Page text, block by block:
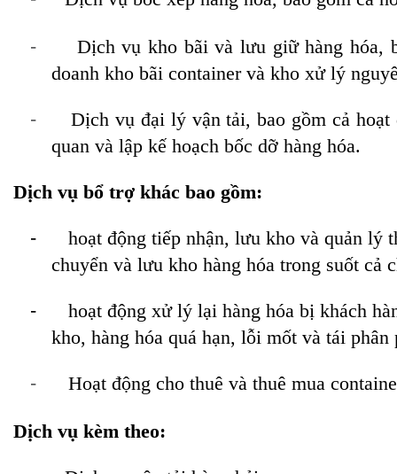
-
Dịch vụ kho bãi và lưu giữ hàng hóa,
doanh kho bãi container và kho xử lý
-
Dịch vụ đại lý vận tải, bao gồm cả
quan và lập kế hoạch bốc dỡ hàng hóa.
Dịch vụ bổ trợ khác bao gồm:
-
hoạt động tiếp nhận, lưu kho và quản lý
chuyển và lưu kho hàng hóa trong suốt cả
-
hoạt động xử lý lại hàng hóa bị khách
kho, hàng hóa quá hạn, lỗi mốt và tái phân
- Hoạt động cho thuê và thuê mua
Dịch vụ kèm theo: